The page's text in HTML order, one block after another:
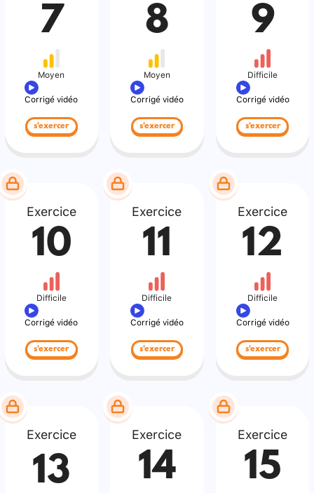
7
Moyen
Corrigé vidéo
s'exercer
8
Moyen
Corrigé vidéo
s'exercer
9
Difficile
Corrigé vidéo
s'exercer
Exercice
10
Difficile
Corrigé vidéo
s'exercer
Exercice
11
Difficile
Corrigé vidéo
s'exercer
Exercice
12
Difficile
Corrigé vidéo
s'exercer
Exercice
13
Exercice
14
Exercice
15